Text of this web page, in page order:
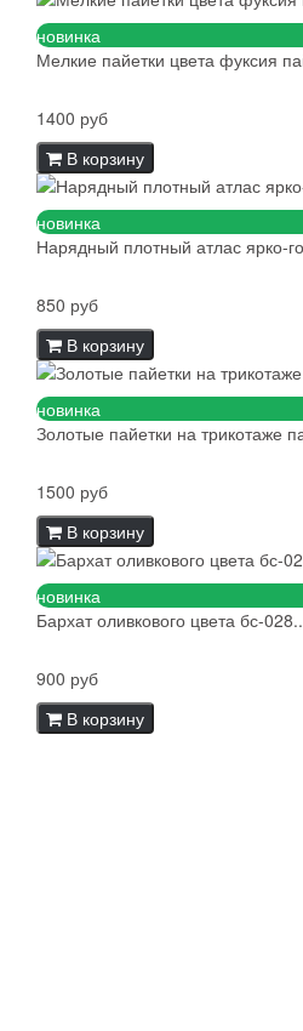
новинка
Мелкие пайетки цвета фуксия
1400 руб
В корзину
новинка
Нарядный плотный атлас ярко-
850 руб
В корзину
новинка
Золотые пайетки на трикотаже
1500 руб
В корзину
новинка
Бархат оливкового цвета бс-
900 руб
В корзину